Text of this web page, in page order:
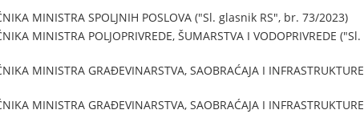
MINISTRA SPOLJNIH POSLOVA ("Sl. glasnik RS", br. 73/2023)
MINISTRA POLJOPRIVREDE, ŠUMARSTVA I VODOPRIVREDE ("Sl.
MINISTRA GRAĐEVINARSTVA, SAOBRAĆAJA I INFRASTRUKTURE
MINISTRA GRAĐEVINARSTVA, SAOBRAĆAJA I INFRASTRUKTURE